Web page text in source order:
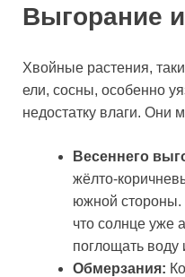
Выгорание
Хвойные растения,
ели, сосны, особенно
недостатку влаги. Они
Весеннего
жёлто-
южной стороны.
что солнце уже
поглощать воду
Обмерзания: